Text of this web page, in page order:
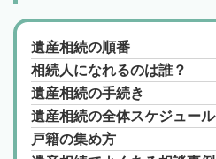
遺産相続の順番
相続人になれるのは誰？
遺産相続の手続き
遺産相続の全体スケジュール
戸籍の集め方